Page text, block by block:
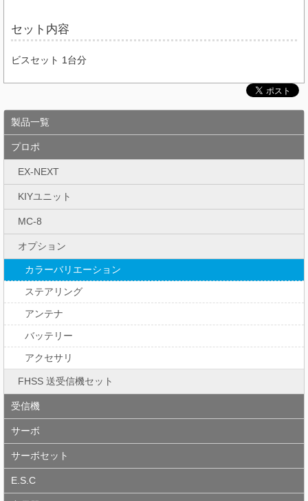
セット内容
ビスセット 1台分
製品一覧
プロポ
EX-NEXT
KIYユニット
MC-8
オプション
カラーバリエーション
ステアリング
アンテナ
バッテリー
アクセサリ
FHSS 送受信機セット
受信機
サーボ
サーボセット
E.S.C